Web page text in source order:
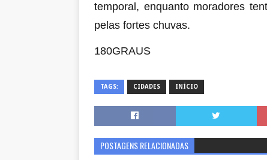
temporal, enquanto moradores
pelas fortes chuvas.
180GRAUS
TAGS: CIDADES INÍCIO
POSTAGENS RELACIONADAS